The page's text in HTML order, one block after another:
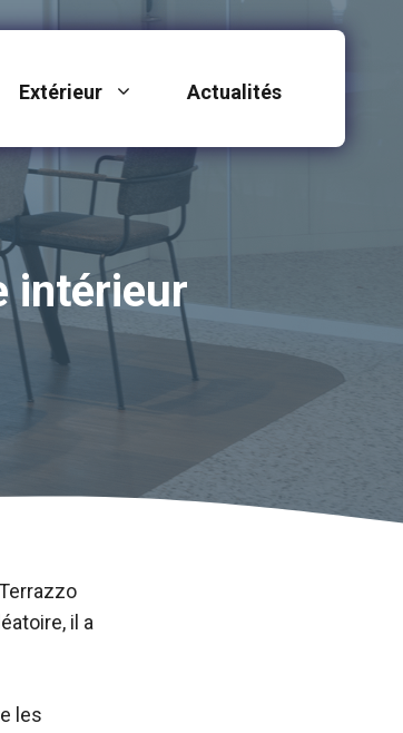
Extérieur Actualités
intérieur
il a
les